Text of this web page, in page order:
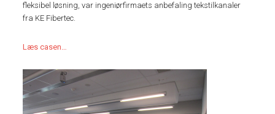
fleksibel løsning, var ingeniørfirmaets anbefaling tekstilkanaler
fra KE Fibertec.
Læs casen…